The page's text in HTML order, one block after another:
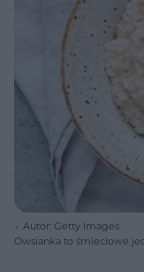
Autor: Getty Images
Owsianka to śmieciowe